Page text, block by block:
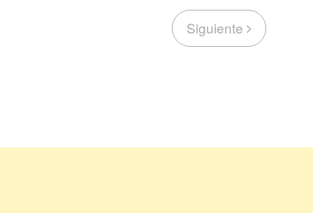
Siguiente